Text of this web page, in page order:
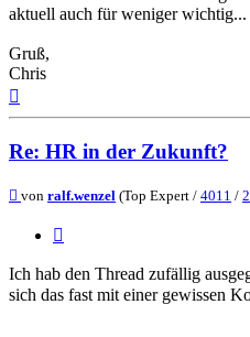
aktuell auch für weniger wichtig...
Gruß,
Chris
Re: HR in der Zukunft?
Beitrag
von ralf.wenzel (Top Expert / 4011 /
Ich hab den Thread zufällig
sich das fast mit einer gewissen